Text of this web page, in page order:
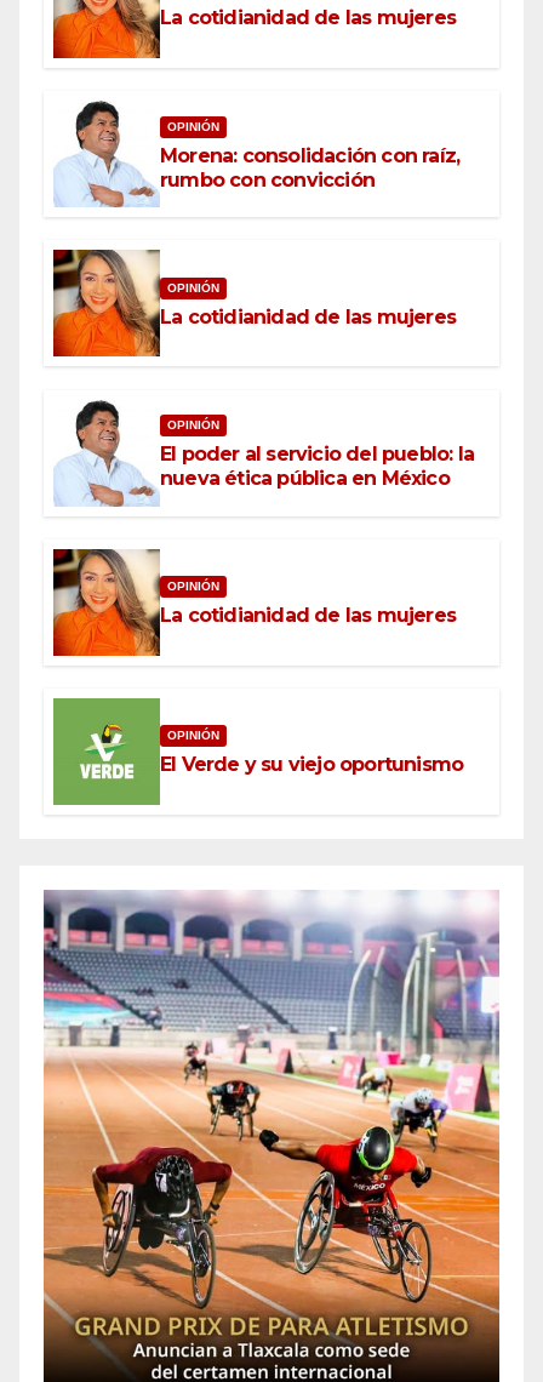
La cotidianidad de las mujeres
OPINIÓN
Morena: consolidación con raíz,
rumbo con convicción
OPINIÓN
La cotidianidad de las mujeres
OPINIÓN
El poder al servicio del pueblo: la
nueva ética pública en México
OPINIÓN
La cotidianidad de las mujeres
OPINIÓN
El Verde y su viejo oportunismo